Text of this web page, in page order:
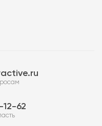
12-62